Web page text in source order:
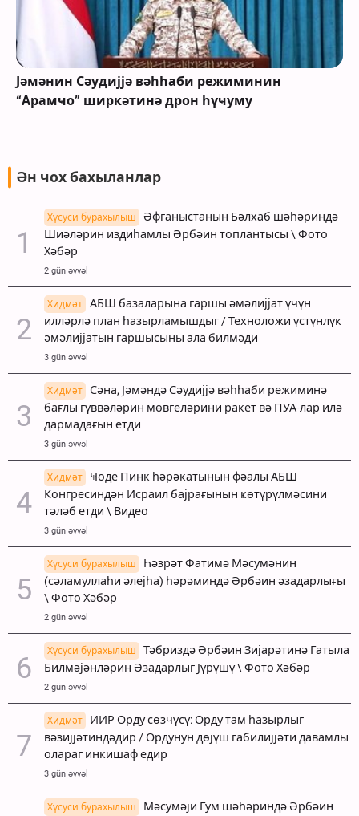
Јәмәнин Сәудијјә вәһһаби режиминин
“Арамҹо” ширкәтинә дрон һүҹуму
Ән чох бахыланлар
Хүсуси бурахылыш
Әфганыстанын Бәлхаб шәһәриндә
Шиәләрин издиһамлы Әрбәин топлантысы \ Фото
Хәбәр
2 gün əvvəl
Хидмәт
АБШ базаларына гаршы әмәлијјат үчүн
илләрлә план һазырламышдыг / Техноложи үстүнлүк
әмәлијјатын гаршысыны ала билмәди
3 gün əvvəl
Хидмәт
Сәна, Јәмәндә Сәудијјә вәһһаби режиминә
бағлы гүввәләрин мөвгеләрини ракет вә ПУА-лар илә
дармадағын етди
3 gün əvvəl
Хидмәт
Ҹоде Пинк һәрәкатынын фәалы АБШ
Конгресиндән Исраил бајрағынын ҝөтүрүлмәсини
тәләб етди \ Видео
3 gün əvvəl
Хүсуси бурахылыш
Һәзрәт Фатимә Мәсумәнин
(сәламуллаһи әлејһа) һәрәминдә Әрбәин әзадарлығы
\ Фото Хәбәр
2 gün əvvəl
Хүсуси бурахылыш
Тәбриздә Әрбәин Зијарәтинә Гатыла
Билмәјәнләрин Әзадарлыг Јүрүшү \ Фото Хәбәр
2 gün əvvəl
Хидмәт
ИИР Орду сөзчүсү: Орду там һазырлыг
вәзијјәтиндәдир / Ордунун дөјүш габилијјәти давамлы
олараг инкишаф едир
3 gün əvvəl
Хүсуси бурахылыш
Мәсумәји Гум шәһәриндә Әрбәин